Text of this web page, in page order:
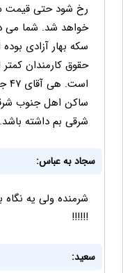
رخ شود حتی قیمت
سکه بهار آزادی
حقوق کارمندان
ساکن اهل جنوب
شرقی بم داشته باشد.
سجاد به عباس:
شرمنده ولی یه
!!!!!!
سعید: